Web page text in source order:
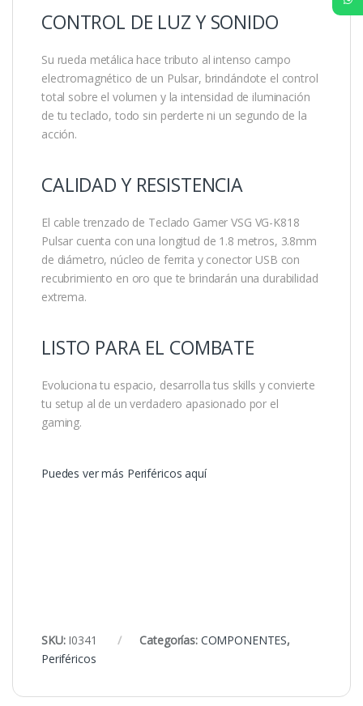
CONTROL DE LUZ Y SONIDO
Su rueda metálica hace tributo al intenso campo
electromagnético de un Pulsar, brindándote el control
total sobre el volumen y la intensidad de iluminación
de tu teclado, todo sin perderte ni un segundo de la
acción.
CALIDAD Y RESISTENCIA
El cable trenzado de Teclado Gamer VSG VG-K818
Pulsar cuenta con una longitud de 1.8 metros, 3.8mm
de diámetro, núcleo de ferrita y conector USB con
recubrimiento en oro que te brindarán una durabilidad
extrema.
LISTO PARA EL COMBATE
Evoluciona tu espacio, desarrolla tus skills y convierte
tu setup al de un verdadero apasionado por el
gaming.
Puedes ver más Periféricos aquí
SKU: I0341 Categorías: COMPONENTES,
Periféricos